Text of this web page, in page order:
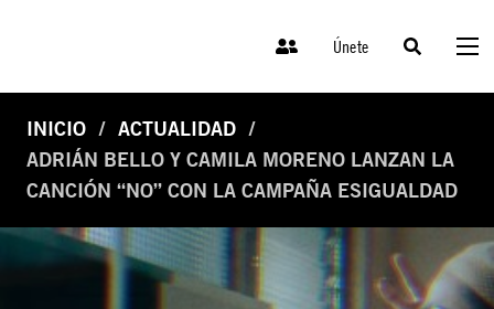
Únete
INICIO
ACTUALIDAD
ADRIÁN BELLO Y CAMILA MORENO LANZAN LA
CANCIÓN “NO” CON LA CAMPAÑA ESIGUALDAD